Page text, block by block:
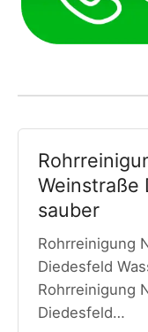
Weinstraße
sauber
Rohrreinigung
Diedesfeld
Rohrreinigung
Diedesfeld…